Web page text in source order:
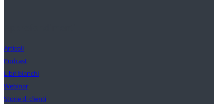
Articoli
Podcast
Libri bianchi
Webinar
Storie di clienti